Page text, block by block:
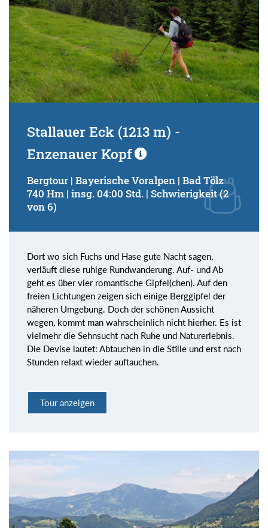
Stallauer Eck (1213 m) -
Enzenauer Kopf
Bergtour | Bayerische Voralpen | Bad Tölz
740 Hm | insg. 04:00 Std. | Schwierigkeit (2
von 6)
Dort wo sich Fuchs und Hase gute Nacht sagen,
verläuft diese ruhige Rundwanderung. Auf- und Ab
geht es über vier romantische Gipfel(chen). Auf den
freien Lichtungen zeigen sich einige Berggipfel der
näheren Umgebung. Doch der schönen Aussicht
wegen, kommt man wahrscheinlich nicht hierher. Es ist
vielmehr die Sehnsucht nach Ruhe und Naturerlebnis.
Die Devise lautet: Abtauchen in die Stille und erst nach
Stunden relaxt wieder auftauchen.
Tour anzeigen